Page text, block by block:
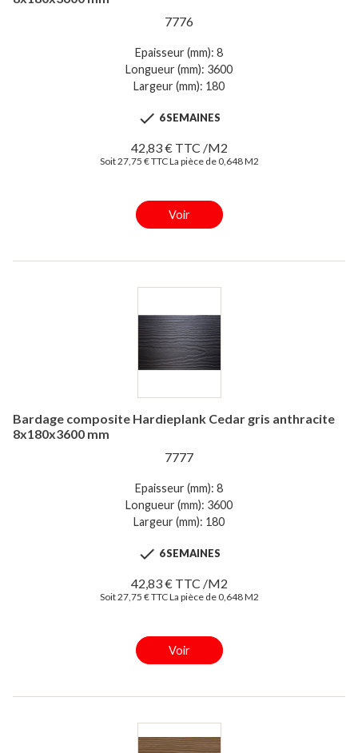
7776
Epaisseur (mm): 8
Longueur (mm): 3600
Largeur (mm): 180
 6 SEMAINES
42,83 € TTC /M2
Soit 27,75 € TTC La pièce de 0,648 M2
Voir
Bardage composite Hardieplank Cedar gris anthracite
8x180x3600 mm
7777
Epaisseur (mm): 8
Longueur (mm): 3600
Largeur (mm): 180
 6 SEMAINES
42,83 € TTC /M2
Soit 27,75 € TTC La pièce de 0,648 M2
Voir